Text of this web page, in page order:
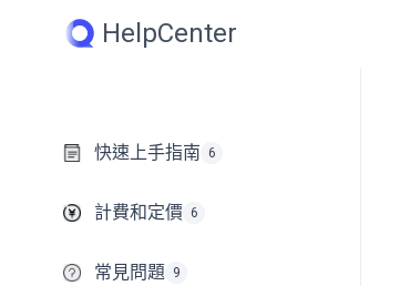
HelpCenter
快速上手指南 6
計費和定價 6
常見問題 9